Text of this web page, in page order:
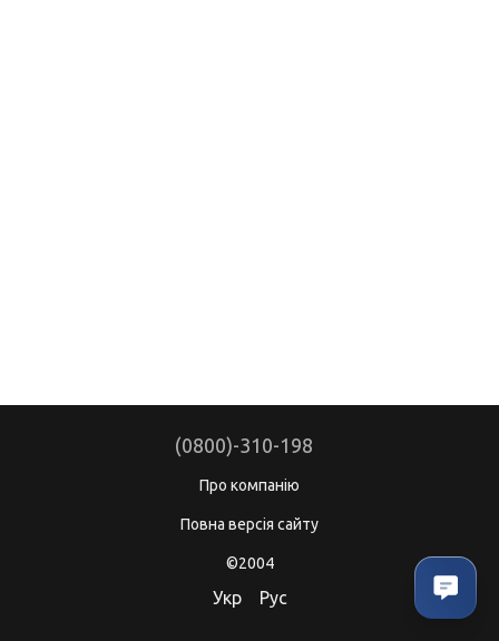
(0800)-310-198
Про компанію
Повна версія сайту
©2004
Укр Рус